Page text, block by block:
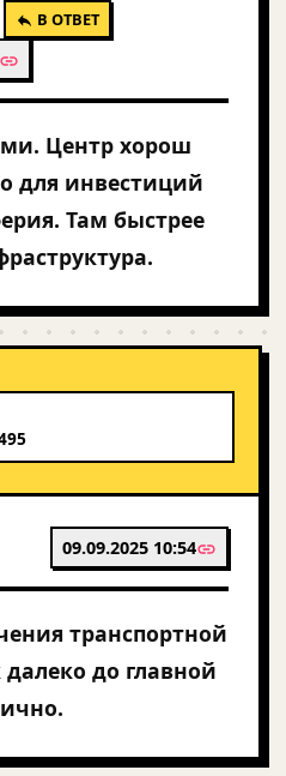
В ОТВЕТ
Центр хорош
для инвестиций
Там быстрее
09.09.2025 10:54
транспортной
до главной